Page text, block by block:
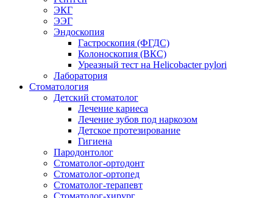
ЭКГ
ЭЭГ
Эндоскопия
Гастроскопия (ФГДС)
Колоноскопия (ВКС)
Уреазный тест на Helicobacter pylori
Лаборатория
Стоматология
Детский стоматолог
Лечение кариеса
Лечение зубов под наркозом
Детское протезирование
Гигиена
Пародонтолог
Стоматолог-ортодонт
Стоматолог-ортопед
Стоматолог-терапевт
Стоматолог-хирург